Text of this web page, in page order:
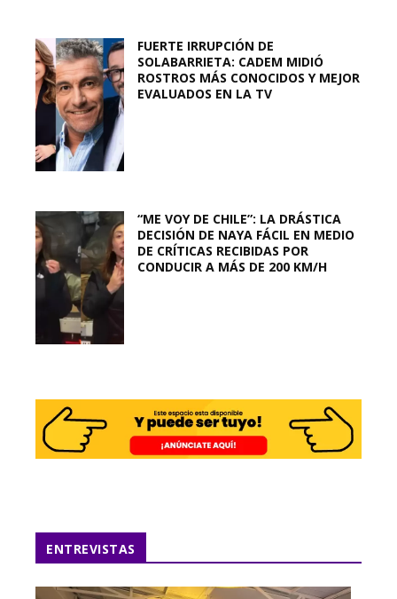
FUERTE IRRUPCIÓN DE
SOLABARRIETA: CADEM MIDIÓ
ROSTROS MÁS CONOCIDOS Y MEJOR
EVALUADOS EN LA TV
“ME VOY DE CHILE”: LA DRÁSTICA
DECISIÓN DE NAYA FÁCIL EN MEDIO
DE CRÍTICAS RECIBIDAS POR
CONDUCIR A MÁS DE 200 KM/H
ENTREVISTAS